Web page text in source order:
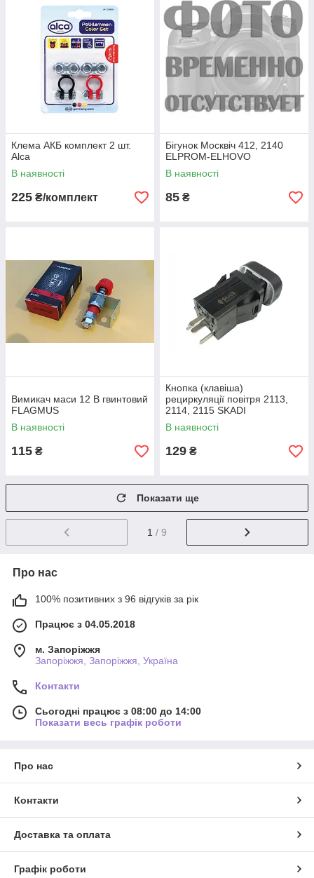
Клема АКБ комплект 2 шт.
Alca
В наявності
225 ₴/комплект
Бігунок Москвіч 412, 2140
ELPROM-ELHOVO
В наявності
85 ₴
Вимикач маси 12 В гвинтовий
FLAGMUS
В наявності
115 ₴
Кнопка (клавіша)
рециркуляції повітря 2113,
2114, 2115 SKADI
В наявності
129 ₴
Показати ще
1 / 9
Про нас
100% позитивних з 96 відгуків за рік
Працює з 04.05.2018
м. Запоріжжя
Запоріжжя, Запоріжжя, Україна
Контакти
Сьогодні працює з 08:00 до 14:00
Показати весь графік роботи
Про нас
Контакти
Доставка та оплата
Графік роботи